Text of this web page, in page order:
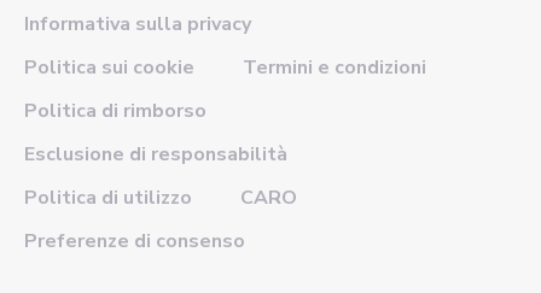
Informativa sulla privacy
Politica sui cookie
Termini e condizioni
Politica di rimborso
Esclusione di responsabilità
Politica di utilizzo
CARO
Preferenze di consenso